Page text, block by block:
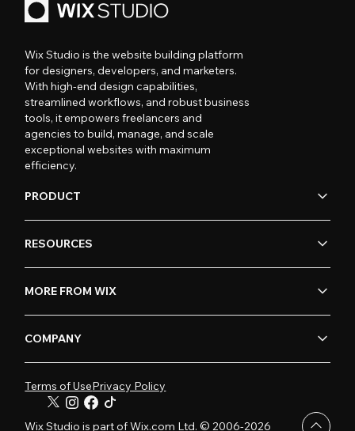
Wix Studio is the website building platform
for designers, developers, and marketers.
With high-end design capabilities,
streamlined workflows, and robust business
tools, it empowers freelancers and
agencies to build, manage, and scale
exceptional websites with maximum
efficiency.
PRODUCT
RESOURCES
MORE FROM WIX
COMPANY
Terms of UsePrivacy Policy
Wix Studio is part of Wix.com Ltd. © 2006-2026